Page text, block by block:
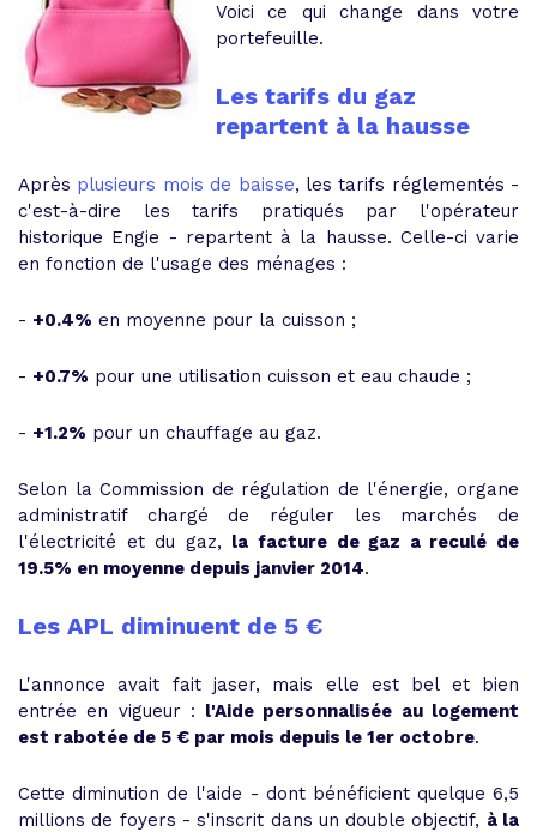
Voici ce qui change dans votre
portefeuille.
Les tarifs du gaz
repartent à la hausse
Après plusieurs mois de baisse, les tarifs réglementés -
c'est-à-dire les tarifs pratiqués par l'opérateur
historique Engie - repartent à la hausse. Celle-ci varie
en fonction de l'usage des ménages :
- +0.4% en moyenne pour la cuisson ;
- +0.7% pour une utilisation cuisson et eau chaude ;
- +1.2% pour un chauffage au gaz.
Selon la Commission de régulation de l'énergie, organe
administratif chargé de réguler les marchés de
l'électricité et du gaz, la facture de gaz a reculé de
19.5% en moyenne depuis janvier 2014.
Les APL diminuent de 5 €
L'annonce avait fait jaser, mais elle est bel et bien
entrée en vigueur : l'Aide personnalisée au logement
est rabotée de 5 € par mois depuis le 1er octobre.
Cette diminution de l'aide - dont bénéficient quelque 6,5
millions de foyers - s'inscrit dans un double objectif, à la